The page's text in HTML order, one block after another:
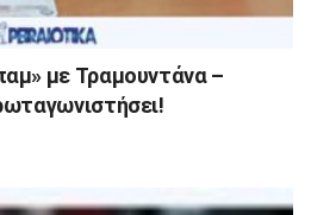
με Τραμουντάνα –